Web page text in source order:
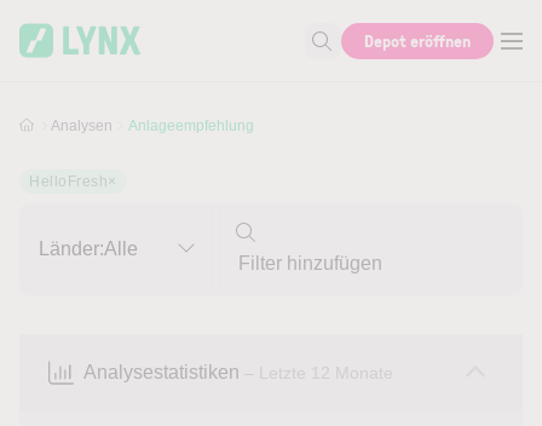
Suche nach Aktie, Autor...
Depot eröffnen
Analysen Anlageempfehlung
HelloFresh×
Länder:Alle
Analysestatistiken – Letzte 12 Monate